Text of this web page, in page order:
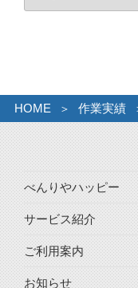
HOME 作業実績
べんりやハッピー
サービス紹介
ご利用案内
お知らせ